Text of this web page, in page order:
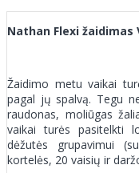
Nathan Flexi žaidimas
Žaidimo metu vaikai
pagal jų spalvą. Tegu
raudonas, moliūgas
vaikai turės pasitelkti
dėžutės grupavimui
kortelės, 20 vaisių ir